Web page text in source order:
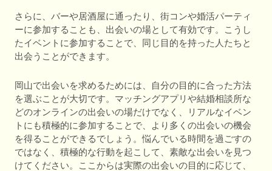
さらに、バーや居酒屋に通ったり、街コンや婚活パーティ
ーに参加することも、出会いの場として有効です。こうし
たイベントに参加することで、同じ目的を持った人たちと
出会うことができます。
岡山で出会いを求めるためには、自分の目的に合った方法
を選ぶことが大切です。マッチングアプリや結婚相談所な
どのオンラインの出会いの場だけでなく、リアルなイベン
トにも積極的に参加することで、より多くの出会いの機会
を得ることができるでしょう。悩んでいる時間を過ごすの
ではなく、積極的な行動を起こして、素敵な出会いを見つ
けてください。ここからは実際の出会いの目的に応じて、